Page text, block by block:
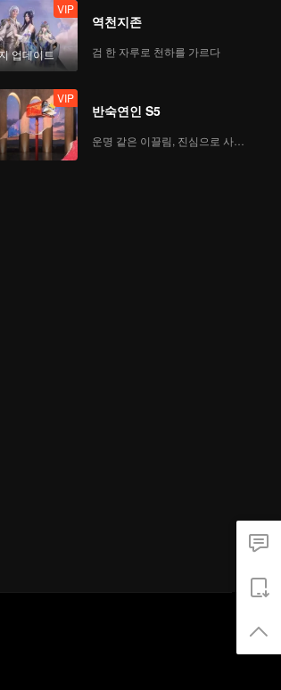
업데이트
VIP
역천지존
검 한 자루로 천하를 가르다
VIP
반숙연인 S5
운명 같은 이끌림, 진심으로 사랑하다